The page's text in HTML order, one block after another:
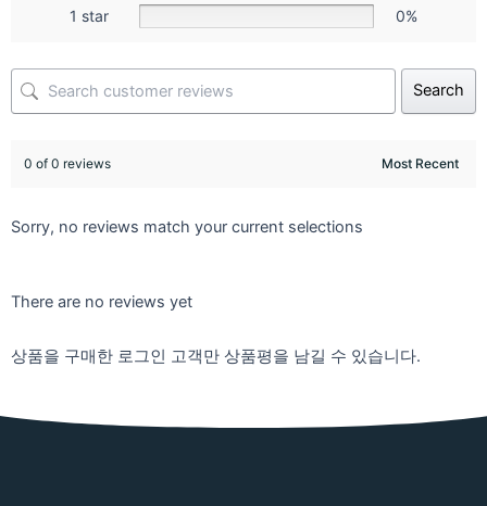
1 star
0%
Search
0 of 0 reviews
Sorry, no reviews match your current selections
There are no reviews yet
상품을 구매한 로그인 고객만 상품평을 남길 수 있습니다.